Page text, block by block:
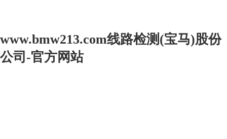
www.bmw213.com线路检测(宝马)股份
公司-官方网站